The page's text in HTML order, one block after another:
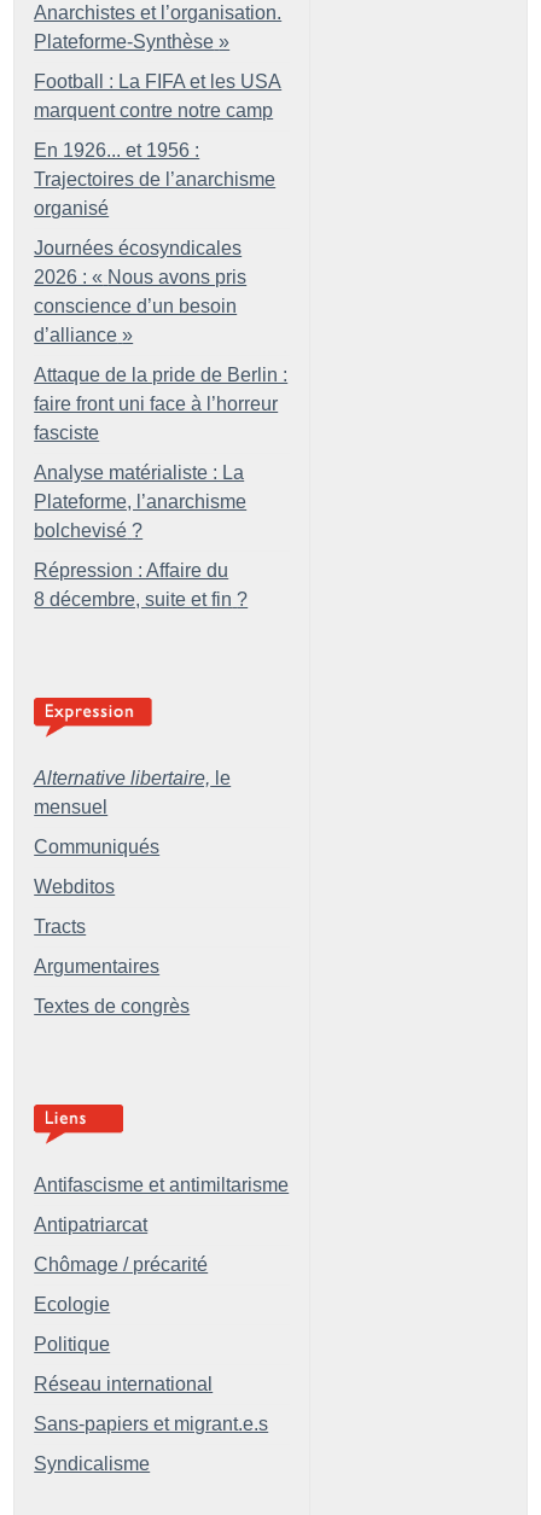
Anarchistes et l’organisation.
Plateforme-Synthèse »
Football : La FIFA et les USA
marquent contre notre camp
En 1926... et 1956 :
Trajectoires de l’anarchisme
organisé
Journées écosyndicales
2026 : « Nous avons pris
conscience d’un besoin
d’alliance »
Attaque de la pride de Berlin :
faire front uni face à l’horreur
fasciste
Analyse matérialiste : La
Plateforme, l’anarchisme
bolchevisé ?
Répression : Affaire du
8 décembre, suite et fin ?
Alternative libertaire, le
mensuel
Communiqués
Webditos
Tracts
Argumentaires
Textes de congrès
Antifascisme et antimiltarisme
Antipatriarcat
Chômage / précarité
Ecologie
Politique
Réseau international
Sans-papiers et migrant.e.s
Syndicalisme